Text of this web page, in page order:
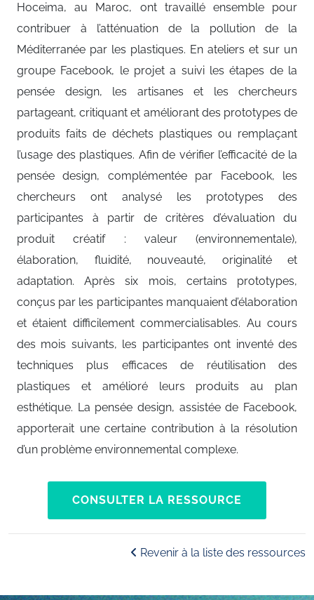
Hoceima, au Maroc, ont travaillé ensemble pour
contribuer à l’atténuation de la pollution de la
Méditerranée par les plastiques. En ateliers et sur un
groupe Facebook, le projet a suivi les étapes de la
pensée design, les artisanes et les chercheurs
partageant, critiquant et améliorant des prototypes de
produits faits de déchets plastiques ou remplaçant
l’usage des plastiques. Afin de vérifier l’efficacité de la
pensée design, complémentée par Facebook, les
chercheurs ont analysé les prototypes des
participantes à partir de critères d’évaluation du
produit créatif : valeur (environnementale),
élaboration, fluidité, nouveauté, originalité et
adaptation. Après six mois, certains prototypes,
conçus par les participantes manquaient d’élaboration
et étaient difficilement commercialisables. Au cours
des mois suivants, les participantes ont inventé des
techniques plus efficaces de réutilisation des
plastiques et amélioré leurs produits au plan
esthétique. La pensée design, assistée de Facebook,
apporterait une certaine contribution à la résolution
d’un problème environnemental complexe.
CONSULTER LA RESSOURCE
Revenir à la liste des ressources